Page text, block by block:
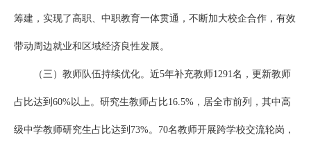
筹建，实现了高职、中职教育一体贯通，不断加大校企合作，有效
带动周边就业和区域经济良性发展。
（三）教师队伍持续优化。近5年补充教师1291名，更新教师
占比达到60%以上。研究生教师占比16.5%，居全市前列，其中高
级中学教师研究生占比达到73%。70名教师开展跨学校交流轮岗，